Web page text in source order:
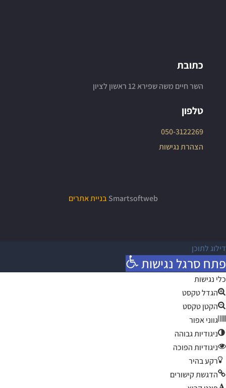
כתובת
השר חיים משה שפירא 12 ראשון לציון
טלפון
050-3122269
הצהרת נגישות
Smartsoftweb בניית אתרים
דילוג לתוכן
פתח סרגל נגישות
כלי נגישות
הגדל טקסט
הקטן טקסט
גווני אפור
ניגודיות גבוהה
ניגודיות הפוכה
רקע בהיר
הדגשת קישורים